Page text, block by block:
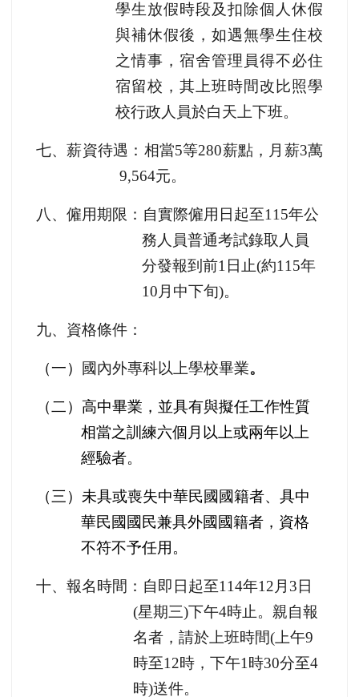
學生放假時段及扣除個人休假
與補休假後，如遇無學生住校
之情事，宿舍管理員得不必住
宿留校，其上班時間改比照學
校行政人員於白天上下班。
七、薪資待遇：相當5等280薪點，月薪3萬
9,564元。
八、僱用期限：自實際僱用日起至115年公
務人員普通考試錄取人員
分發報到前1 日止(約115年
10 月中下旬)。
九、資格條件：
（一） 國內外專科以上學校畢業。
（二）高中畢業，並具有與擬任工作性質
相當之訓練六個月以上或兩年以上
經驗者。
（三）未具或喪失中華民國國籍者、具中
華民國國民兼具外國國籍者，資格
不符不予任用。
十、報名時間：自即日起至114年12 月 3 日
(星期三)下午4時止。 親自報
名者，請於上班時間( 上午9
時至12時，下午1 時30分至4
時)送件。